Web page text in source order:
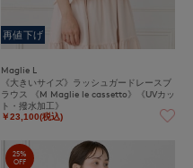
再値下げ
Maglie L
《大きいサイズ》ラッシュガードレースブ
ラウス 《M Maglie le cassetto》《UVカッ
ト・撥水加工》
￥23,100(税込)
25%
OFF